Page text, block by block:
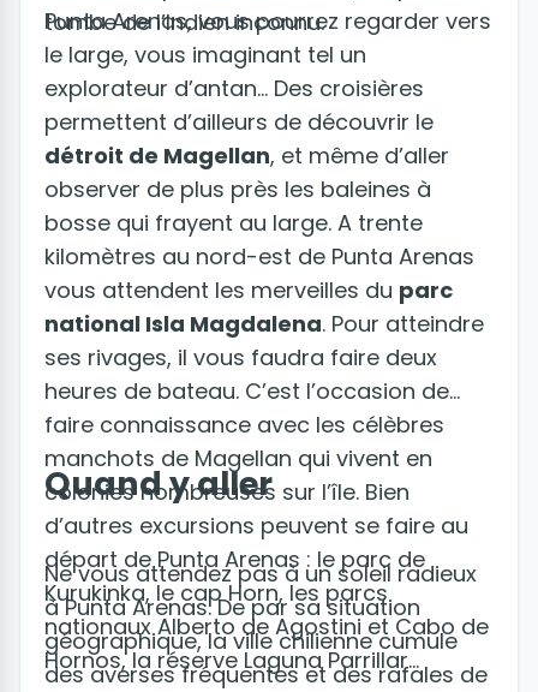
tombe de l’Indien inconnu.
Punta Arenas, vous pourrez regarder vers
le large, vous imaginant tel un
explorateur d’antan… Des croisières
permettent d’ailleurs de découvrir le
détroit de Magellan, et même d’aller
observer de plus près les baleines à
bosse qui frayent au large. A trente
kilomètres au nord-est de Punta Arenas
vous attendent les merveilles du parc
national Isla Magdalena. Pour atteindre
ses rivages, il vous faudra faire deux
heures de bateau. C’est l’occasion de
faire connaissance avec les célèbres
manchots de Magellan qui vivent en
colonies nombreuses sur l’île. Bien
d’autres excursions peuvent se faire au
départ de Punta Arenas : le parc de
Kurukinka, le cap Horn, les parcs
nationaux Alberto de Agostini et Cabo de
Hornos, la réserve Laguna Parrillar...
Quand y aller
Ne vous attendez pas à un soleil radieux
à Punta Arenas. De par sa situation
géographique, la ville chilienne cumule
des averses fréquentes et des rafales de